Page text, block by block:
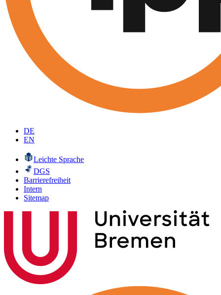
DE
EN
Leichte Sprache
DGS
Barrierefreiheit
Intern
Sitemap